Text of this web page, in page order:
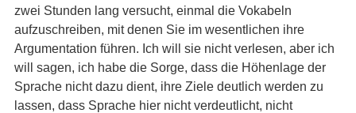
zwei Stunden lang versucht, einmal die Vokabeln
aufzuschreiben, mit denen Sie im wesentlichen ihre
Argumentation führen. Ich will sie nicht verlesen, aber ich
will sagen, ich habe die Sorge, dass die Höhenlage der
Sprache nicht dazu dient, ihre Ziele deutlich werden zu
lassen, dass Sprache hier nicht verdeutlicht, nicht